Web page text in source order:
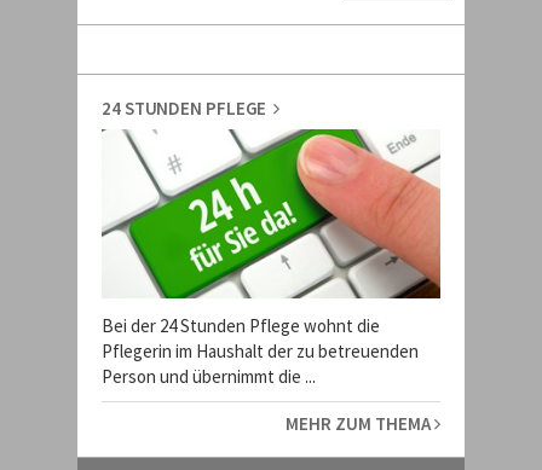
24 STUNDEN PFLEGE
Bei der 24 Stunden Pflege wohnt die
Pflegerin im Haushalt der zu betreuenden
Person und übernimmt die ...
MEHR ZUM THEMA